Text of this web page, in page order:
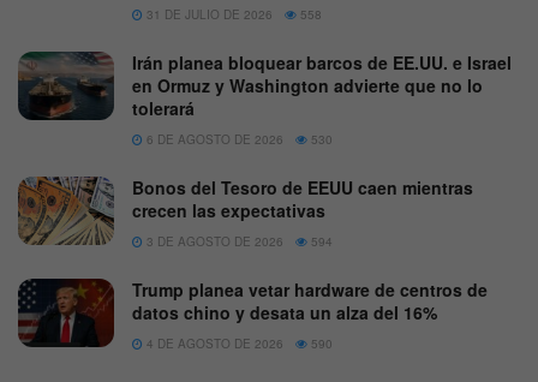
31 DE JULIO DE 2026 558
Irán planea bloquear barcos de EE.UU. e Israel
en Ormuz y Washington advierte que no lo
tolerará
6 DE AGOSTO DE 2026 530
Bonos del Tesoro de EEUU caen mientras
crecen las expectativas
3 DE AGOSTO DE 2026 594
Trump planea vetar hardware de centros de
datos chino y desata un alza del 16%
4 DE AGOSTO DE 2026 590